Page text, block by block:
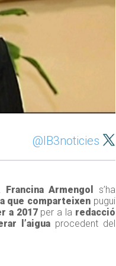
@IB3noticies
Francina Armengol
s’ha
que comparteixenpugui
a 2017per a la redacció
l’aiguaprocedent del